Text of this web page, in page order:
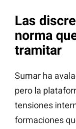
Las
norma
tramitar
Sumar ha
pero la
tensiones
formaciones